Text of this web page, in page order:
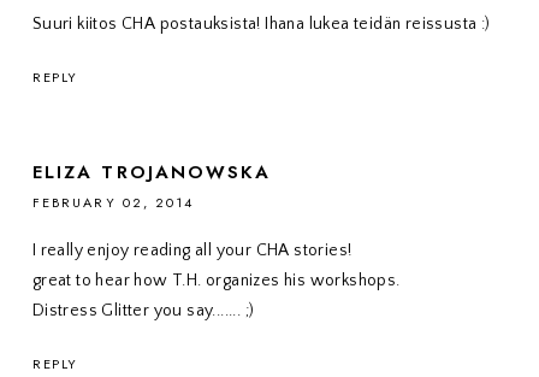
Suuri kiitos CHA postauksista! Ihana lukea teidän reissusta :)
REPLY
ELIZA TROJANOWSKA
FEBRUARY 02, 2014
I really enjoy reading all your CHA stories!
great to hear how T.H. organizes his workshops.
Distress Glitter you say....... ;)
REPLY